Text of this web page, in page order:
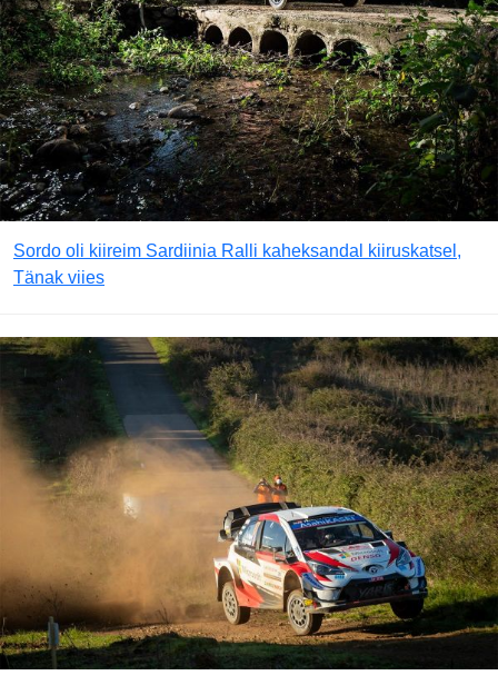
Sordo oli kiireim Sardiinia Ralli kaheksandal kiiruskatsel,
Tänak viies